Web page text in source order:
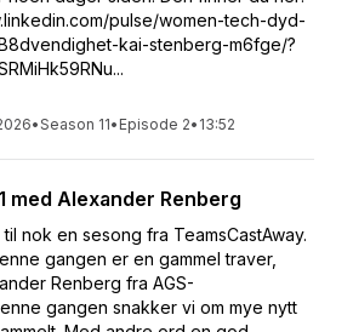
pulse/women-tech-dyd-
kai-stenberg-m6fge/?
•Season 11• Episode 2• 13:52
med Alexander Renberg
nok en sesong fra TeamsCastAway.
gangen er en gammel traver,
Renberg fra AGS-
gangen snakker vi om mye nytt